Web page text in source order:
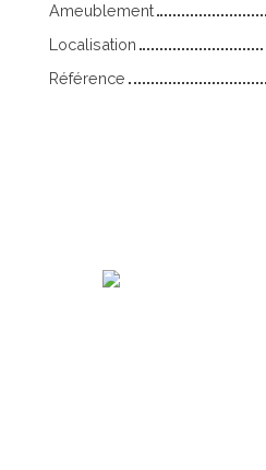
Ameublement
Localisation
Référence